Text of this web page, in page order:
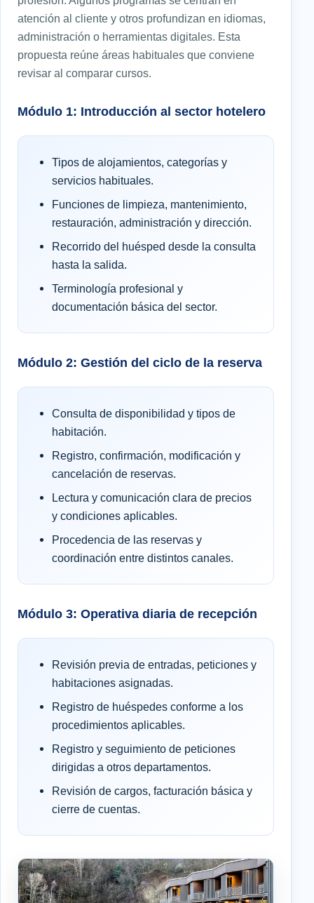
atención al cliente y otros profundizan en idiomas,
administración o herramientas digitales. Esta
propuesta reúne áreas habituales que conviene
revisar al comparar cursos.
Módulo 1: Introducción al sector hotelero
Tipos de alojamientos, categorías y
servicios habituales.
Funciones de limpieza, mantenimiento,
restauración, administración y dirección.
Recorrido del huésped desde la consulta
hasta la salida.
Terminología profesional y
documentación básica del sector.
Módulo 2: Gestión del ciclo de la reserva
Consulta de disponibilidad y tipos de
habitación.
Registro, confirmación, modificación y
cancelación de reservas.
Lectura y comunicación clara de precios
y condiciones aplicables.
Procedencia de las reservas y
coordinación entre distintos canales.
Módulo 3: Operativa diaria de recepción
Revisión previa de entradas, peticiones y
habitaciones asignadas.
Registro de huéspedes conforme a los
procedimientos aplicables.
Registro y seguimiento de peticiones
dirigidas a otros departamentos.
Revisión de cargos, facturación básica y
cierre de cuentas.